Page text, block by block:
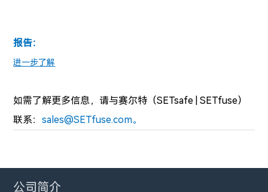
报告：
进一步了解
如需了解更多信息， 请与赛尔特（SETsafe | SETfuse）
联系：sales@SETfuse.com。
公司简介